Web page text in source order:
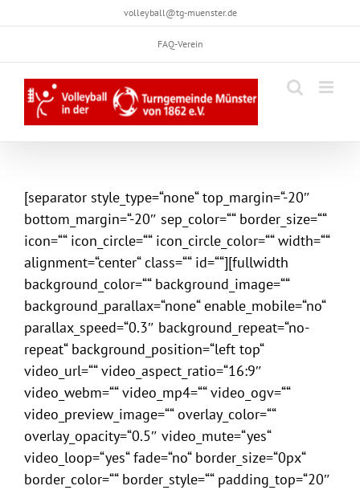
to
volleyball@tg-muenster.de
FAQ-Verein
[separator style_type=“none“ top_margin=“-20″
bottom_margin=“-20″ sep_color=““ border_size=““
icon=““ icon_circle=““ icon_circle_color=““ width=““
alignment=“center“ class=““ id=““][fullwidth
background_color=““ background_image=““
background_parallax=“none“ enable_mobile=“no“
parallax_speed=“0.3″ background_repeat=“no-
repeat“ background_position=“left top“
video_url=““ video_aspect_ratio=“16:9″
video_webm=““ video_mp4=““ video_ogv=““
video_preview_image=““ overlay_color=““
overlay_opacity=“0.5″ video_mute=“yes“
video_loop=“yes“ fade=“no“ border_size=“0px“
border_color=““ border_style=““ padding_top=“20″